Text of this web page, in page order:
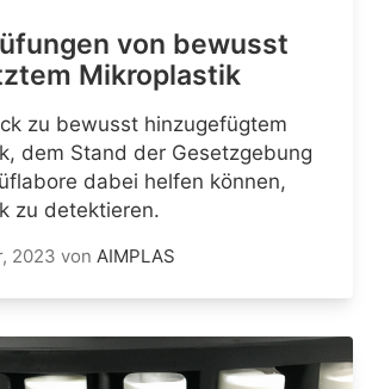
von bewusst
Mikroplastik
zu bewusst hinzugefügtem
dem Stand der Gesetzgebung
dabei helfen können,
zu detektieren.
2023 von AIMPLAS